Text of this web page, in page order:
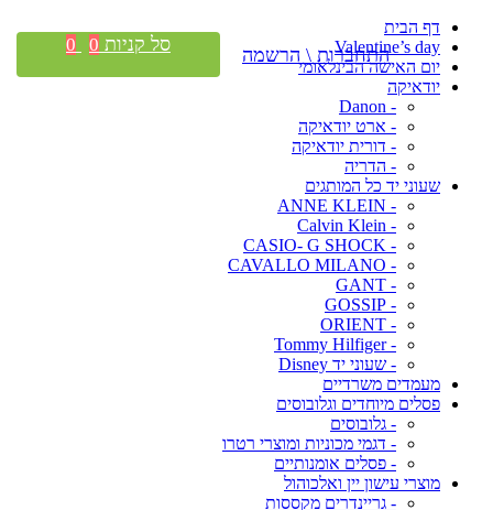
דף הבית
Valentine’s day
יום האישה הבינלאומי
יודאיקה
- Danon
- ארט יודאיקה
- דורית יודאיקה
- הדריה
שעוני יד כל המותגים
- ANNE KLEIN
- Calvin Klein
- CASIO- G SHOCK
- CAVALLO MILANO
- GANT
- GOSSIP
- ORIENT
- Tommy Hilfiger
- שעוני יד Disney
מעמדים משרדיים
פסלים מיוחדים וגלובוסים
- גלובוסים
- דגמי מכוניות ומוצרי רטרו
- פסלים אומנותיים
מוצרי עישון יין ואלכוהול
- גריינדרים מקססות
התחברות \ הרשמה סל קניות 0
0